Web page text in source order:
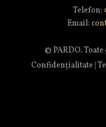
Telefon:
Email:
© PARDO.
Confidențialitate